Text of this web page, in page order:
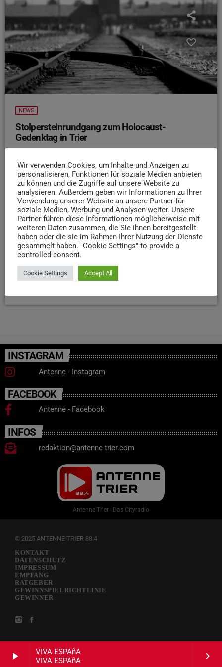
play_arrow
VIVA ESPAñA
VIVA ESPAñA
keyboard_arrow_right
NEWS
Stolpersteinrundgang zum Holocaust-
Gedenktag in Trier
Stolpersteinrundgang statt, der an die Opfer erinnern soll
– darunter Sinti und Roma. Wie aus einer Pressemeldung
des Vereins „Für ein Buntes Trier – gemeinsam gegen
Rechts“ hervorgeht, beginnt der Rundgang am 26. Januar
um 15 Uhr am Mahnmal auf dem Platz der
Menschenwürde. Danach führt die Tour zu Stolpersteinen
sowie Orten der Verfolgung dieser Minderheit während
und nach der NS-Zeit. Die Teilnahme ist kostenlos. Der
Holocaust-Gedenktag erinnert an die Befreiung des
Konzentrationslagers […]
INSTAGRAM
Antenne - Instagram
FACEBOOK
Antenne - Facebook
INFOS
redaktion@antenne-trier.com
Antenne Trier - Das Cityradio
© 2025 ANTENNE TRIER 88.4
KONTAKT
DATENSCHUTZ
IMPRESSUM
EMPFANG
RATGEBER
GEWINNSPIELRICHTLINIE
GEWINNER
Wir verwenden Cookies, um Inhalte und Anzeigen zu
personalisieren, Funktionen für soziale Medien anbieten
zu können und die Zugriffe auf unsere Website zu
analysieren. Außerdem geben wir Informationen zu Ihrer
Verwendung unserer Website an unsere Partner für
soziale Medien, Werbung und Analysen weiter. Unsere
Partner führen diese Informationen möglicherweise mit
weiteren Daten zusammen, die Sie ihnen bereitgestellt
haben oder die sie im Rahmen Ihrer Nutzung der Dienste
gesammelt haben. "Cookie Settings" to provide a
controlled consent.
Cookie Settings Accept All